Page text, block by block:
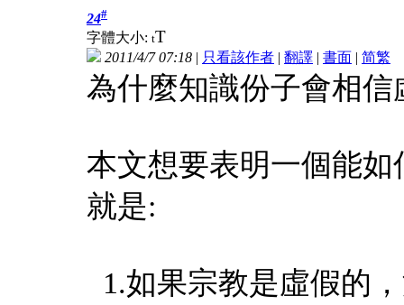
24#
字體大小: tT
2011/4/7 07:18 | 只看該作者 | 翻譯 | 書面 | 简繁
為什麼知識份子會相信
本文想要表明一個能
就是:
1.如果宗教是虛假的